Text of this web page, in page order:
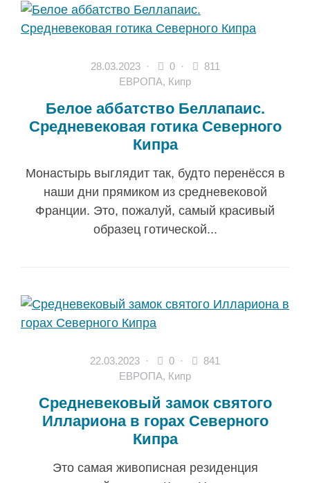
28.03.2023· 0 ·
811
ЕВРОПА, Кипр
Белое аббатство Беллапаис.
Средневековая готика Северного
Кипра
Монастырь выглядит так, будто перенёсся в
наши дни прямиком из средневековой
Франции. Это, пожалуй, самый красивый
образец готической...
22.03.2023 · 0 ·
841
ЕВРОПА, Кипр
Средневековый замок святого
Иллариона в горах Северного
Кипра
Это самая живописная резиденция